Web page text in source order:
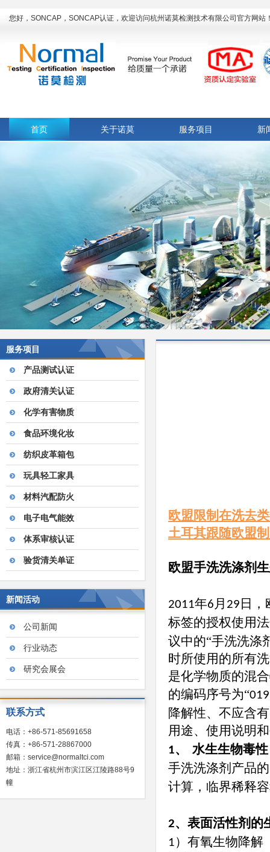
您好，SONCAP，SONCAP认证，欢迎访问杭州诺莫检测技术有限公司官方网站
首页 关于诺莫 服务项目 新
服务项目
产品测试认证
政府清关认证
化学有害物质
食品环境化妆
纺织皮革箱包
玩具轻工家具
材料汽配防火
电子电气能效
体系审核认证
验货清关单证
新闻活动
公司新闻
行业动态
研究会展会
联系方式
电话：+86-571-85691658
传真：+86-571-28867000
邮箱：service@normaltci.com
地址：浙江省杭州市滨江区江陵路88号9
幢
欧盟限制在洗去
土耳其跟随欧盟
欧盟手洗洗涤剂
2011年6 月 29 日，
标签的授权使用
议中的“手洗洗涤
时所使用的所有
是化学物质的混
的编码序号为“019
降解性、不应含
用途、使用说明
1、
水生生物毒
手洗洗涤剂产品
计算，临界稀释
2、表面活性剂的
1 ）有氧生物降解